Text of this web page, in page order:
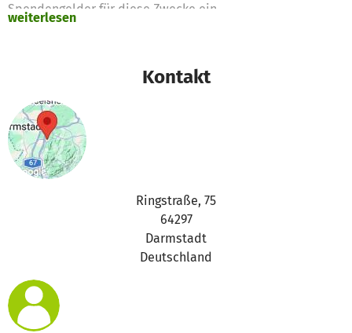
Spendengelder für diese Zwecke ein
weiterlesen
Kontakt
Ringstraße, 75
64297
Darmstadt
Deutschland